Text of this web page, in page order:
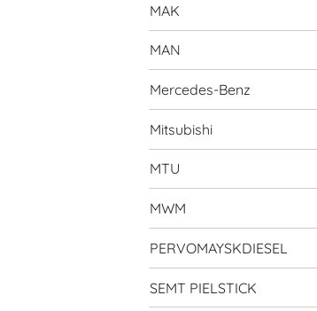
MAK
MAN
Mercedes-Benz
Mitsubishi
MTU
MWM
PERVOMAYSKDIESEL
SEMT PIELSTICK